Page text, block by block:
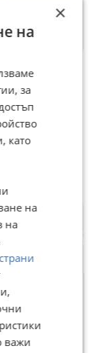
Пловдив,
- Север
275 €
862,73 лв
×
на
за
като
на
на
важи